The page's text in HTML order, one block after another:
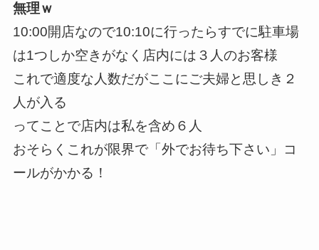
無理ｗ
10:00開店なので10:10に行ったらすでに駐車場
は1つしか空きがなく店内には３人のお客様
これで適度な人数だがここにご夫婦と思しき２
人が入る
ってことで店内は私を含め６人
おそらくこれが限界で「外でお待ち下さい」コ
ールがかかる！